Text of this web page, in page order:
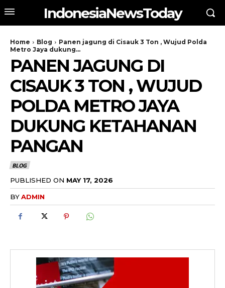
IndonesiaNewsToday
Home Blog
Panen jagung di Cisauk 3 Ton , Wujud Polda
Metro Jaya dukung...
PANEN JAGUNG DI
CISAUK 3 TON , WUJUD
POLDA METRO JAYA
DUKUNG KETAHANAN
PANGAN
BLOG
PUBLISHED ON MAY 17, 2026
BYADMIN